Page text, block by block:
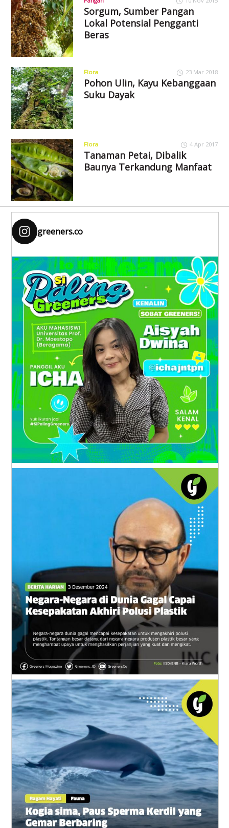
Sorgum, Sumber Pangan
Lokal Potensial Pengganti
Beras
Flora 23 Mar 2018
Pohon Ulin, Kayu Kebanggaan
Suku Dayak
Flora 4 Apr 2017
Tanaman Petai, Dibalik
Baunya Terkandung Manfaat
greeners.co